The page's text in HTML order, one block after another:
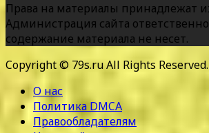
Права на материалы принадлежат
Администрация сайта
содержание материала не несет.
Copyright © 79s.ru All Rights Reserved.
О нас
Политика DMCA
Правообладателям